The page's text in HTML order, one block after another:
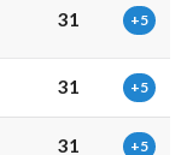
31 +5
31 +5
31 +5